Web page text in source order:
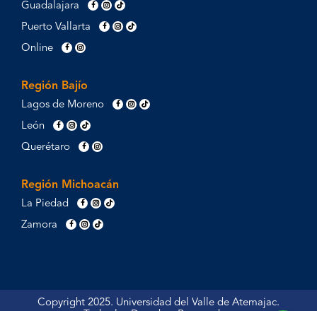
Guadalajara
Puerto Vallarta
Online
Región Bajío
Lagos de Moreno
León
Querétaro
Región Michoacán
La Piedad
Zamora
Copyright 2025. Universidad del Valle de Atemajac.